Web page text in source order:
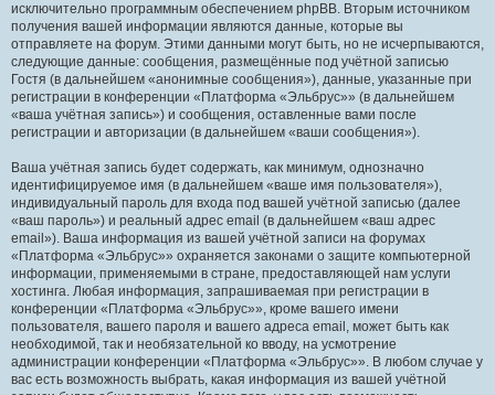
исключительно программным обеспечением phpBB. Вторым источником
получения вашей информации являются данные, которые вы
отправляете на форум. Этими данными могут быть, но не исчерпываются,
следующие данные: сообщения, размещённые под учётной записью
Гостя (в дальнейшем «анонимные сообщения»), данные, указанные при
регистрации в конференции «Платформа «Эльбрус»» (в дальнейшем
«ваша учётная запись») и сообщения, оставленные вами после
регистрации и авторизации (в дальнейшем «ваши сообщения»).
Ваша учётная запись будет содержать, как минимум, однозначно
идентифицируемое имя (в дальнейшем «ваше имя пользователя»),
индивидуальный пароль для входа под вашей учётной записью (далее
«ваш пароль») и реальный адрес email (в дальнейшем «ваш адрес
email»). Ваша информация из вашей учётной записи на форумах
«Платформа «Эльбрус»» охраняется законами о защите компьютерной
информации, применяемыми в стране, предоставляющей нам услуги
хостинга. Любая информация, запрашиваемая при регистрации в
конференции «Платформа «Эльбрус»», кроме вашего имени
пользователя, вашего пароля и вашего адреса email, может быть как
необходимой, так и необязательной ко вводу, на усмотрение
администрации конференции «Платформа «Эльбрус»». В любом случае у
вас есть возможность выбрать, какая информация из вашей учётной